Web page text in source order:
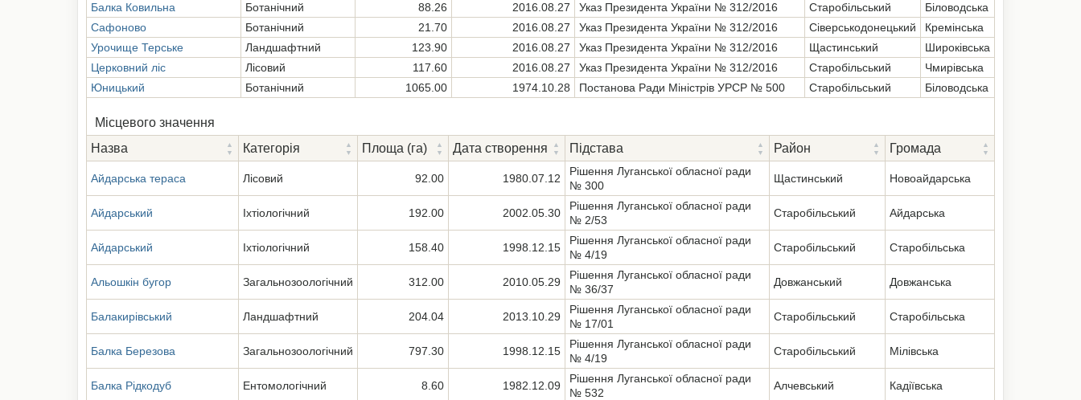
Балка Ковильна Ботанічний 88.26 2016.08.27 Указ Президента України № 312/2016 Старобільський
Біловодська
Сафоново
Ботанічний 21.70 2016.08.27 Указ Президента України № 312/2016 Сіверськодонецький
Кремінська
Урочище Терське
Ландшафтний 123.90 2016.08.27 Указ Президента України № 312/2016 Щастинський
Широківська
Церковний ліс
Лісовий 117.60 2016.08.27 Указ Президента України № 312/2016 Старобільський
Чмирівська
Юницький
Ботанічний 1065.00 1974.10.28 Постанова Ради Міністрів УРСР № 500 Старобільський Біловодська
Місцевого значення
Назва
Категорія Площа (га) Дата створення Підстава Район Громада
Айдарська тераса Лісовий 92.00 1980.07.12
Рішення Луганської обласної ради
№ 300
Щастинський Новоайдарська
Айдарський Іхтіологічний 192.00 2002.05.30
Рішення Луганської обласної ради
№ 2/53
Старобільський Айдарська
Айдарський Іхтіологічний 158.40 1998.12.15
Рішення Луганської обласної ради
№ 4/19
Старобільський Старобільська
Альошкін бугор Загальнозоологічний 312.00 2010.05.29
Рішення Луганської обласної ради
№ 36/37
Довжанський Довжанська
Балакирівський Ландшафтний 204.04 2013.10.29
Рішення Луганської обласної ради
№ 17/01
Старобільський Старобільська
Балка Березова Загальнозоологічний 797.30 1998.12.15
Рішення Луганської обласної ради
№ 4/19
Старобільський Мілівська
Балка Рідкодуб Ентомологічний 8.60 1982.12.09
Рішення Луганської обласної ради
№ 532
Алчевський Кадіївська